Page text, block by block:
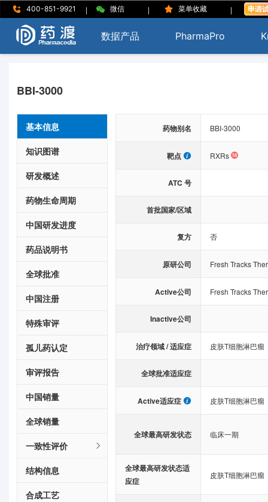
400-851-9921 | 微信 | 菜单收藏 |
数据产品 PharmaPro
BBI-3000
基本信息
知识图谱
研发概述
药物生命周期
中国研发进度
药品说明书
全球批准
中国注册
特殊审评
孤儿药认定
审评报告
中国销量
全球销量
一致性评价
结构信息
合成工艺
药物别名 BBI-3000
靶点 RXRs
ATC 号
首批国家/区域
复方 否
原研公司 Fresh Tracks
Active公司 Fresh Tracks
Inactive公司
治疗领域 / 适应症 皮肤T细胞淋巴瘤
全球批准适应症
Active适应症 皮肤T细胞淋巴瘤
全球最高研发状态 临床一期
全球最高研发状态适
应症
皮肤T细胞淋巴瘤